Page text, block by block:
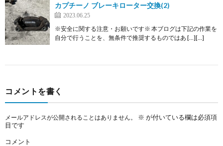
カプチーノ ブレーキローター交換(2)
2023.06.25
※安全に関する注意・お願いです※ 本ブログは下記の作業を
自分で行うことを、無条件で推奨するものではあ […][…]
コメントを書く
メールアドレスが公開されることはありません。 ※ が付いている欄は必須項
目です
コメント